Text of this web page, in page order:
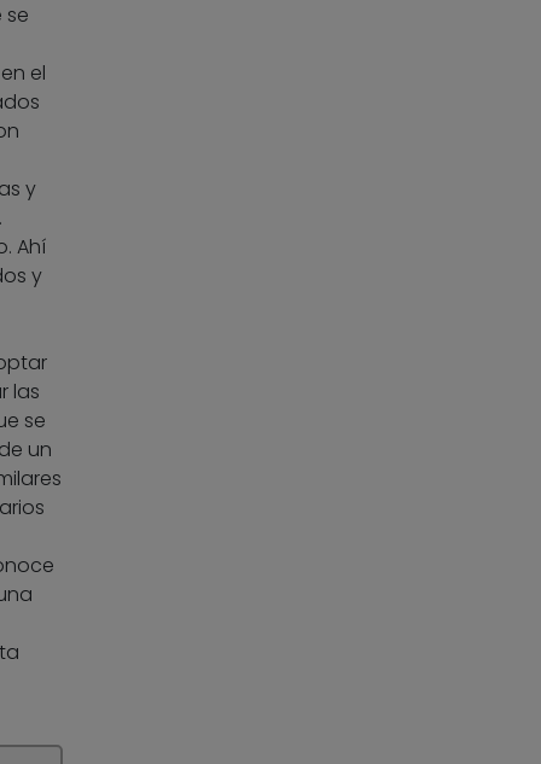
se
el
y
Ahí
y
las
se
un